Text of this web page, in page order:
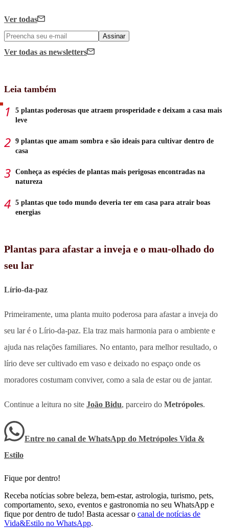
Ver todas
Assinar
Ver todas as newsletters
Leia também
5 plantas poderosas que atraem prosperidade e deixam a casa mais
leve
9 plantas que amam sombra e são ideais para cultivar dentro de
casa
Conheça as espécies de plantas mais perigosas encontradas na
natureza
5 plantas que todo mundo deveria ter em casa para atrair boas
energias
Plantas para afastar a inveja e o mau-olhado do
seu lar
Lírio-da-paz
Primeiramente, uma planta muito poderosa para afastar a inveja do
seu lar é o Lírio-da-paz. Ela traz mais harmonia para o ambiente e
ajuda nas relações familiares. No entanto, para melhor resultado, o
lírio deve ser cultivado em vaso e deixado no espaço onde os
moradores costumam conviver, como a sala de estar ou de jantar.
Continue a leitura no site João Bidu, parceiro do Metrópoles.
Entre no canal de WhatsApp do Metrópoles Vida &
Estilo
Fique por dentro!
Receba notícias sobre beleza, bem-estar, astrologia, turismo, pets,
comportamento, sexo, eventos e gastronomia no seu WhatsApp e
fique por dentro de tudo! Basta acessar o canal de notícias de
Vida&Estilo no WhatsApp.